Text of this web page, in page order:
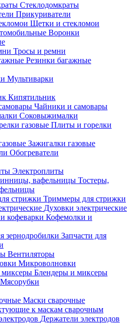
Стеклодомкраты
Прикуриватели
Щетки и стекломои
Воронки
Тросы и ремни
Резинки багажные
Мультиварки
Кипятильник
Чайники и самовары
Соковыжималки
Плиты и горелки
Зажигалки газовые
Обогреватели
Электроплиты
Тостеры,
Триммеры для стрижки
Духовки электрические
Кофемолки и
Запчасти для
Вентиляторы
Микроволновки
Блендеры и миксеры
Мясорубки
Маски сварочные
к маскам сварочным
Держатели электродов